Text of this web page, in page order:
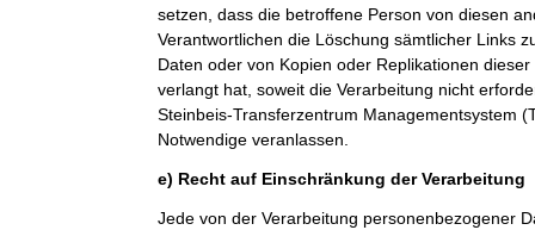
setzen, dass die betroffene Person von diesen
Verantwortlichen die Löschung sämtlicher Links
Daten oder von Kopien oder Replikationen
verlangt hat, soweit die Verarbeitung nicht
Steinbeis-Transferzentrum Managementsystem
Notwendige veranlassen.
e) Recht auf Einschränkung der Verarbeitung
Jede von der Verarbeitung personenbezogener